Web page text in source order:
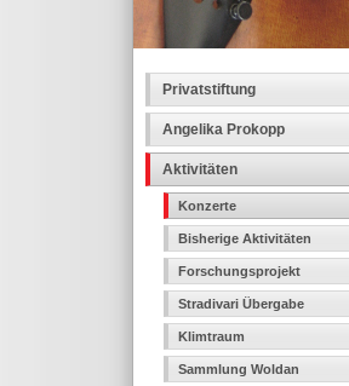
Privatstiftung
Angelika Prokopp
Aktivitäten
Konzerte
Bisherige Aktivitäten
Forschungsprojekt
Stradivari Übergabe
Klimtraum
Sammlung Woldan